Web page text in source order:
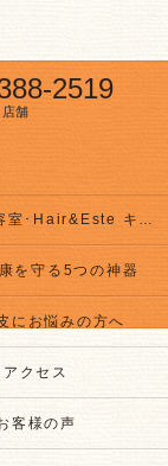
2519
店舗
中野区の美容室･Hair&Este キャロットの評判
を守る5つの神器
にお悩みの方へ
アクセス
客様の声